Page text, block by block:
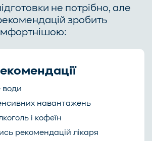
не потрібно, але
зробить
води
навантажень
і кофеїн
рекомендацій лікаря